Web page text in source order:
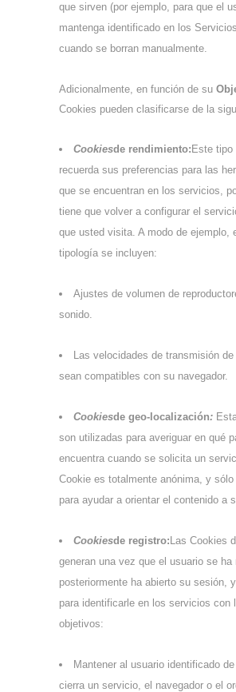
que sirven (por ejemplo, para que el
mantenga identificado en los
cuando se borran manualmente.
Adicionalmente, en función de su
Cookies pueden clasificarse de la
Cookiesde rendimiento: Este tipo
recuerda sus preferencias para las
que se encuentran en los servicios,
tiene que volver a configurar el
que usted visita. A modo de ejemplo,
tipología se incluyen:
Ajustes de volumen de
sonido.
Las velocidades de transmisión
sean compatibles con su navegador.
Cookiesde geo-localización:
son utilizadas para averiguar en qué
encuentra cuando se solicita un
Cookie es totalmente anónima, y
para ayudar a orientar el contenido a
Cookiesde registro: Las Cookies
generan una vez que el usuario se ha
posteriormente ha abierto su sesión,
para identificarle en los servicios con
objetivos:
Mantener al usuario identificado
cierra un servicio, el navegador o el